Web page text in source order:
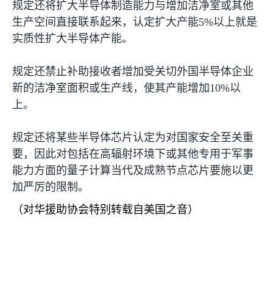
规定还将扩大半导体制造能力与增加洁净室或其他
生产空间直接联系起来，认定扩大产能5%以上就是
实质性扩大半导体产能。
规定还禁止补助接收者增加受关切外国半导体企业
新的洁净室面积或生产线，使其产能增加 10%以
上。
规定还将某些半导体芯片认定为对国家安全至关重
要，因此对包括在高辐射环境下或其他专用于军事
能力方面的量子计算当代及成熟节点芯片要施以更
加严厉的限制。
（对华援助协会特别转载自美国之音）